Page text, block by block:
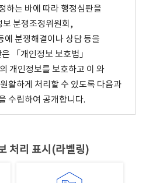
하는 바에 따라 행정심판을
분쟁조정위원회,
분쟁해결이나 상담 등을
「개인정보 보호법」
개인정보를 보호하고 이 와
활하게 처리할 수 있도록 다음과
수립하여 공개합니다.
처리 표시(라벨링)